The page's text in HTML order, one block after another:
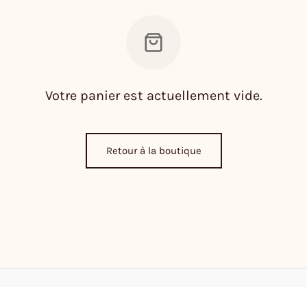
Votre panier est actuellement vide.
Retour à la boutique